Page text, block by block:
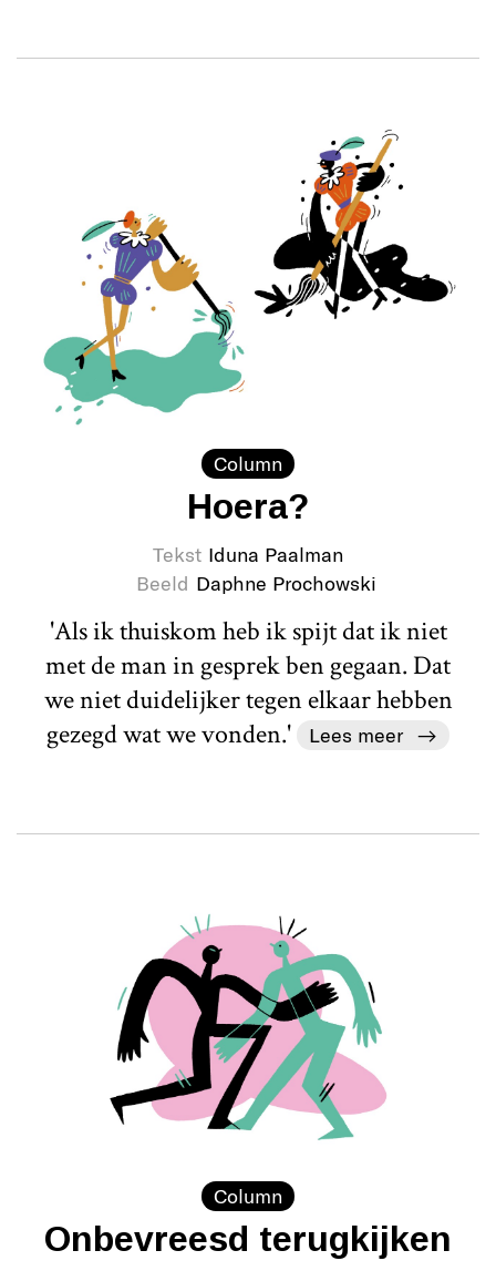
Column
Hoera?
Tekst Iduna Paalman
Beeld Daphne Prochowski
'Als ik thuiskom heb ik spijt dat ik niet
met de man in gesprek ben gegaan. Dat
we niet duidelijker tegen elkaar hebben
gezegd wat we vonden.'
Lees meer
Column
Onbevreesd terugkijken